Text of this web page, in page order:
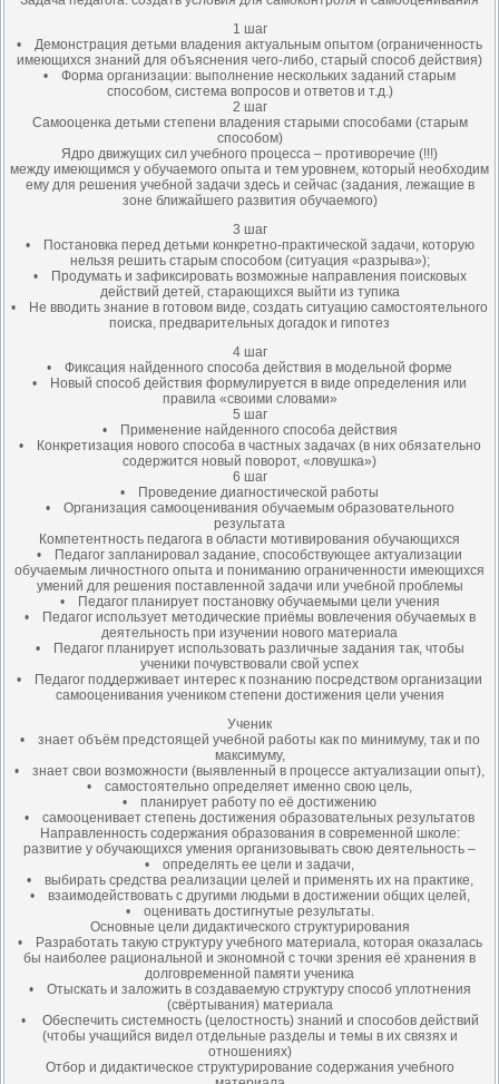
1 шаг
• Демонстрация детьми владения актуальным опытом (ограниченность
имеющихся знаний для объяснения чего-либо, старый способ действия)
• Форма организации: выполнение нескольких заданий старым
способом, система вопросов и ответов и т.д.)
2 шаг
Самооценка детьми степени владения старыми способами (старым
способом)
Ядро движущих сил учебного процесса – противоречие (!!!)
между имеющимся у обучаемого опыта и тем уровнем, который необходим
ему для решения учебной задачи здесь и сейчас (задания, лежащие в
зоне ближайшего развития обучаемого)
3 шаг
• Постановка перед детьми конкретно-практической задачи, которую
нельзя решить старым способом (ситуация «разрыва»);
• Продумать и зафиксировать возможные направления поисковых
действий детей, старающихся выйти из тупика
• Не вводить знание в готовом виде, создать ситуацию самостоятельного
поиска, предварительных догадок и гипотез
4 шаг
• Фиксация найденного способа действия в модельной форме
• Новый способ действия формулируется в виде определения или
правила «своими словами»
5 шаг
• Применение найденного способа действия
• Конкретизация нового способа в частных задачах (в них обязательно
содержится новый поворот, «ловушка»)
6 шаг
• Проведение диагностической работы
• Организация самооценивания обучаемым образовательного
результата
Компетентность педагога в области мотивирования обучающихся
• Педагог запланировал задание, способствующее актуализации
обучаемым личностного опыта и пониманию ограниченности имеющихся
умений для решения поставленной задачи или учебной проблемы
• Педагог планирует постановку обучаемыми цели учения
• Педагог использует методические приёмы вовлечения обучаемых в
деятельность при изучении нового материала
• Педагог планирует использовать различные задания так, чтобы
ученики почувствовали свой успех
• Педагог поддерживает интерес к познанию посредством организации
самооценивания учеником степени достижения цели учения
Ученик
• знает объём предстоящей учебной работы как по минимуму, так и по
максимуму,
• знает свои возможности (выявленный в процессе актуализации опыт),
• самостоятельно определяет именно свою цель,
• планирует работу по её достижению
• самооценивает степень достижения образовательных результатов
Направленность содержания образования в современной школе:
развитие у обучающихся умения организовывать свою деятельность –
• определять ее цели и задачи,
• выбирать средства реализации целей и применять их на практике,
• взаимодействовать с другими людьми в достижении общих целей,
• оценивать достигнутые результаты.
Основные цели дидактического структурирования
• Разработать такую структуру учебного материала, которая оказалась
бы наиболее рациональной и экономной с точки зрения её хранения в
долговременной памяти ученика
• Отыскать и заложить в создаваемую структуру способ уплотнения
(свёртывания) материала
• Обеспечить системность (целостность) знаний и способов действий
(чтобы учащийся видел отдельные разделы и темы в их связях и
отношениях)
Отбор и дидактическое структурирование содержания учебного